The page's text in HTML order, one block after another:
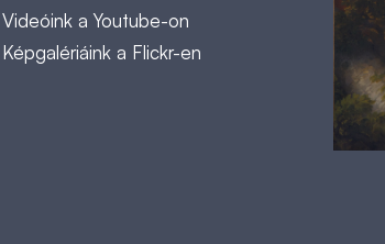
Videóink a Youtube-on
Képgalériáink a Flickr-en